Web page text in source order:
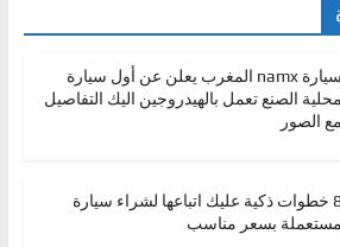
سيارة namx المغرب يعلن عن أول سيارة
محلية الصنع تعمل بالهيدروجين اليك التفاصيل
مع الصور
8 خطوات ذكية عليك اتباعها لشراء سيارة
مستعملة بسعر مناسب